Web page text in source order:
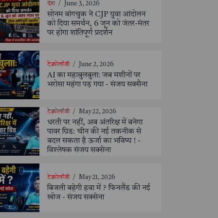
देश / June 3, 2026
सोनम वांगचुक ने CJP युवा आंदोलन
को दिया समर्थन, 6 जून को जंतर-मंतर
पर होगा शांतिपूर्ण प्रदर्शन
टेक्नोलॉजी / June 2, 2026
AI का महाबुलबुला: जब मशीनों पर
भरोसा महंगा पड़ गया - संजय सक्सैना
टेक्नोलॉजी / May 22, 2026
धरती पर नहीं, अब अंतरिक्ष में बनेगा
पावर ग्रिड: चीन की नई तकनीक से
बदल सकता है ऊर्जा का भविष्य ! -
विश्लेषक संजय सक्सेना
टेक्नोलॉजी / May 21, 2026
बिजली बहेगी हवा में ? फिनलैंड की नई
खोज - संजय सक्सेना